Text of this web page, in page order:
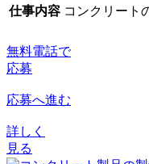
仕事内容 コンクリート
無料電話で
応募
応募へ進む
詳しく
見る